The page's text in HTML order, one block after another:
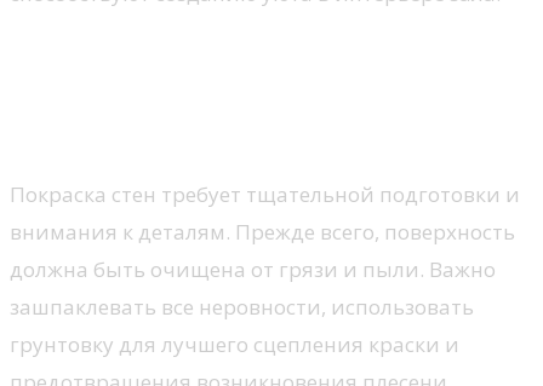
Покраска стен требует тщательной подготовки и
внимания к деталям. Прежде всего, поверхность
должна быть очищена от грязи и пыли. Важно
зашпаклевать все неровности, использовать
грунтовку для лучшего сцепления краски и